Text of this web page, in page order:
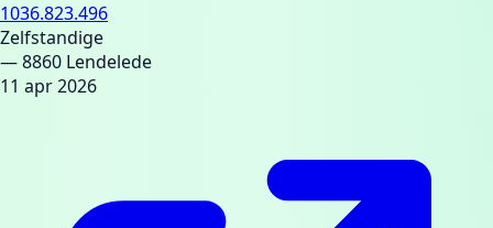
1036.823.496
Zelfstandige
— 8860 Lendelede
11 apr 2026